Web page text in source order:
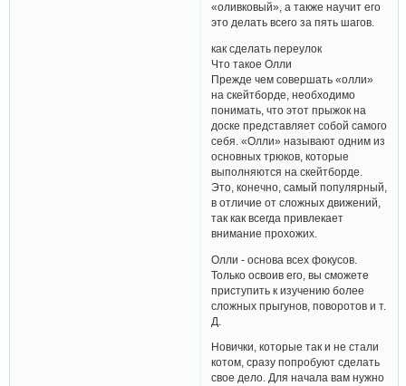
«оливковый», а также научит его
это делать всего за пять шагов.
как сделать переулок
Что такое Олли
Прежде чем совершать «олли»
на скейтборде, необходимо
понимать, что этот прыжок на
доске представляет собой самого
себя. «Олли» называют одним из
основных трюков, которые
выполняются на скейтборде.
Это, конечно, самый популярный,
в отличие от сложных движений,
так как всегда привлекает
внимание прохожих.
Олли - основа всех фокусов.
Только освоив его, вы сможете
приступить к изучению более
сложных прыгунов, поворотов и т.
Д.
Новички, которые так и не стали
котом, сразу попробуют сделать
свое дело. Для начала вам нужно